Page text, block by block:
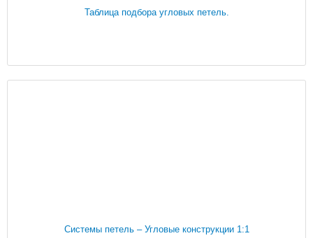
Таблица подбора угловых петель.
Системы петель – Угловые конструкции 1:1